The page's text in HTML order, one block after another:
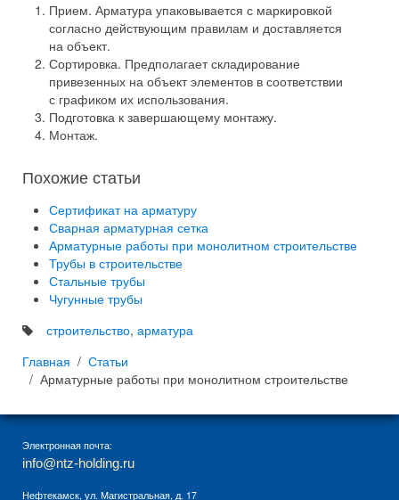
Прием. Арматура упаковывается с маркировкой
согласно действующим правилам и доставляется
на объект.
Сортировка. Предполагает складирование
привезенных на объект элементов в соответствии
с графиком их использования.
Подготовка к завершающему монтажу.
Монтаж.
Похожие статьи
Сертификат на арматуру
Сварная арматурная сетка
Арматурные работы при монолитном строительстве
Трубы в строительстве
Стальные трубы
Чугунные трубы
строительство, арматура
Главная
Статьи
Арматурные работы при монолитном строительстве
Электронная почта:
info@ntz-holding.ru
Нефтекамск, ул. Магистральная, д. 17